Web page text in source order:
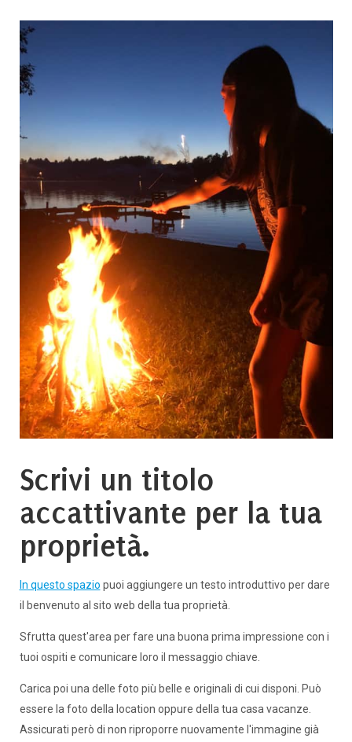
Scrivi un titolo
accattivante per la tua
proprietà.
In questo spazio puoi aggiungere un testo introduttivo per dare
il benvenuto al sito web della tua proprietà.
Sfrutta quest'area per fare una buona prima impressione con i
tuoi ospiti e comunicare loro il messaggio chiave.
Carica poi una delle foto più belle e originali di cui disponi. Può
essere la foto della location oppure della tua casa vacanze.
Assicurati però di non riproporre nuovamente l'immagine già